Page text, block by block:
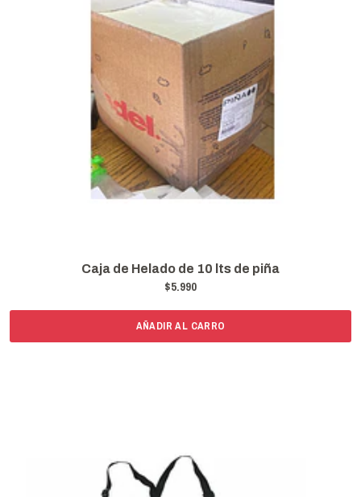
Caja de Helado de 10 lts de piña
$5.990
AÑADIR AL CARRO